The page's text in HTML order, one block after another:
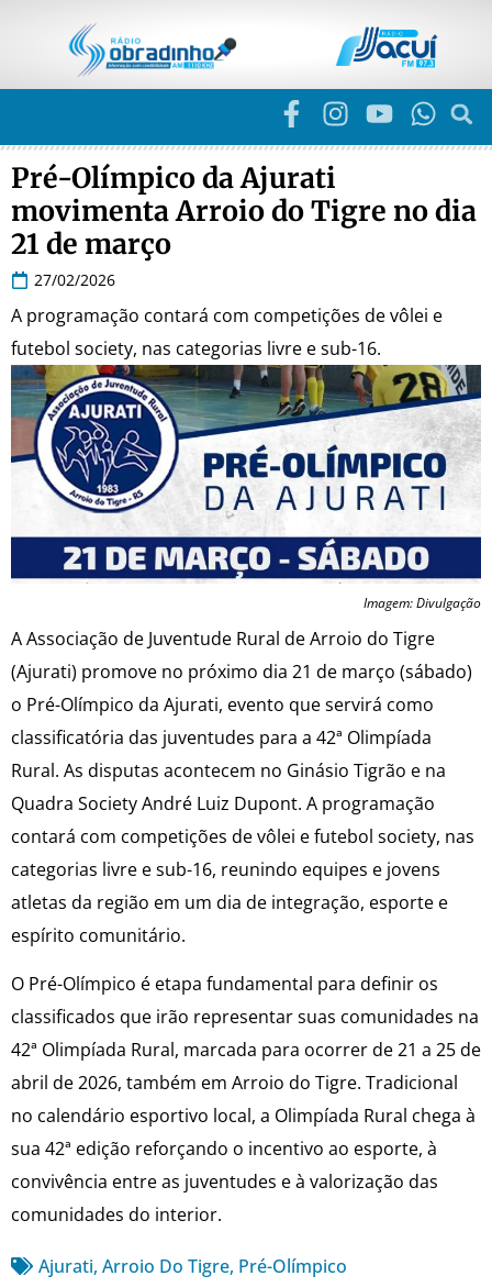
Pré-Olímpico da Ajurati
movimenta Arroio do Tigre no dia
21 de março
27/02/2026
A programação contará com competições de vôlei e
futebol society, nas categorias livre e sub-16.
Imagem: Divulgação
A Associação de Juventude Rural de Arroio do Tigre
(Ajurati) promove no próximo dia 21 de março (sábado)
o Pré-Olímpico da Ajurati, evento que servirá como
classificatória das juventudes para a 42ª Olimpíada
Rural. As disputas acontecem no Ginásio Tigrão e na
Quadra Society André Luiz Dupont. A programação
contará com competições de vôlei e futebol society, nas
categorias livre e sub-16, reunindo equipes e jovens
atletas da região em um dia de integração, esporte e
espírito comunitário.
O Pré-Olímpico é etapa fundamental para definir os
classificados que irão representar suas comunidades na
42ª Olimpíada Rural, marcada para ocorrer de 21 a 25 de
abril de 2026, também em Arroio do Tigre. Tradicional
no calendário esportivo local, a Olimpíada Rural chega à
sua 42ª edição reforçando o incentivo ao esporte, à
convivência entre as juventudes e à valorização das
comunidades do interior.
Ajurati, Arroio Do Tigre, Pré-Olímpico